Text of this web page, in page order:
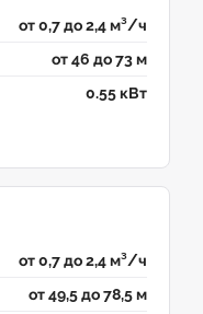
от 0,7 до 2,4 м³/ч
от 46 до 73 м
0.55 кВт
от 0,7 до 2,4 м³/ч
от 49,5 до 78,5 м